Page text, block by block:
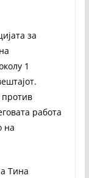
за
1
работа
на
Тина